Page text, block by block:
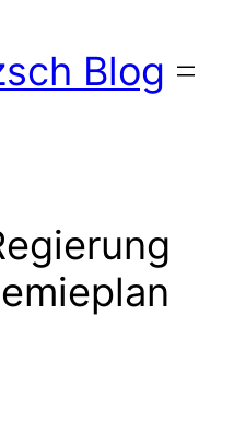
Blog